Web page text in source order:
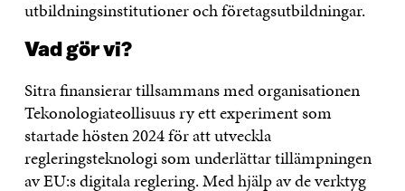
utbildningsinstitutioner och företagsutbildningar.
Vad gör vi?
Sitra finansierar tillsammans med organisationen
Tekonologiateollisuus ry ett experiment som
startade hösten 2024 för att utveckla
regleringsteknologi som underlättar tillämpningen
av EU:s digitala reglering. Med hjälp av de verktyg